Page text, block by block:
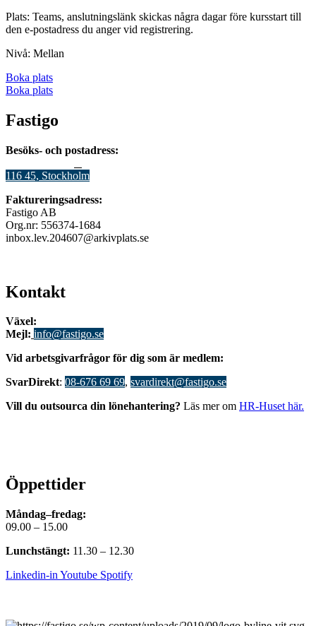
Plats: Teams, anslutningslänk skickas några dagar före kursstart till
den e-postadress du anger vid registrering.
Nivå: Mellan
Boka plats
Boka plats
Fastigo
Besöks- och postadress:
116 45, Stockholm
Faktureringsadress:
Fastigo AB
Org.nr: 556374-1684
inbox.lev.204607@arkivplats.se
Kontakt
Växel:
Mejl: info@fastigo.se
Vid arbetsgivarfrågor för dig som är medlem:
SvarDirekt: 08-676 69 69, svardirekt@fastigo.se
Vill du outsourca din lönehantering? Läs mer om HR-Huset här.
Öppettider
Måndag–fredag:
09.00 – 15.00
Lunchstängt: 11.30 – 12.30
Linkedin-in Youtube Spotify